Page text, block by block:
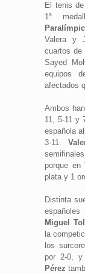
El tenis
1ª
Valera y
cuartos de
Sayed
equipos
afectados
Ambos
11, 5-11 y
española
3-11.
porque en
plata y 1
Distinta
Miguel
la
los
por 2-0, y
Pérez